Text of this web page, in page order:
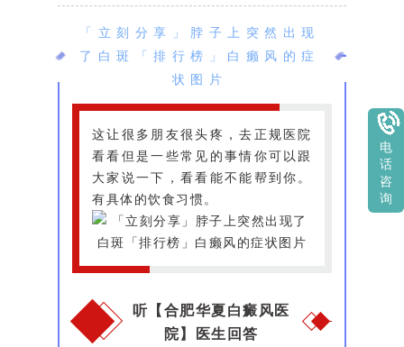
「立刻分享」脖子上突然出现
了白斑「排行榜」白癞风的症
状图片
这让很多朋友很头疼，去正规医院
看看但是一些常见的事情你可以跟
大家说一下，看看能不能帮到你。
有具体的饮食习惯。
听【合肥华夏白癜风医
院】医生回答
电
话
咨
询